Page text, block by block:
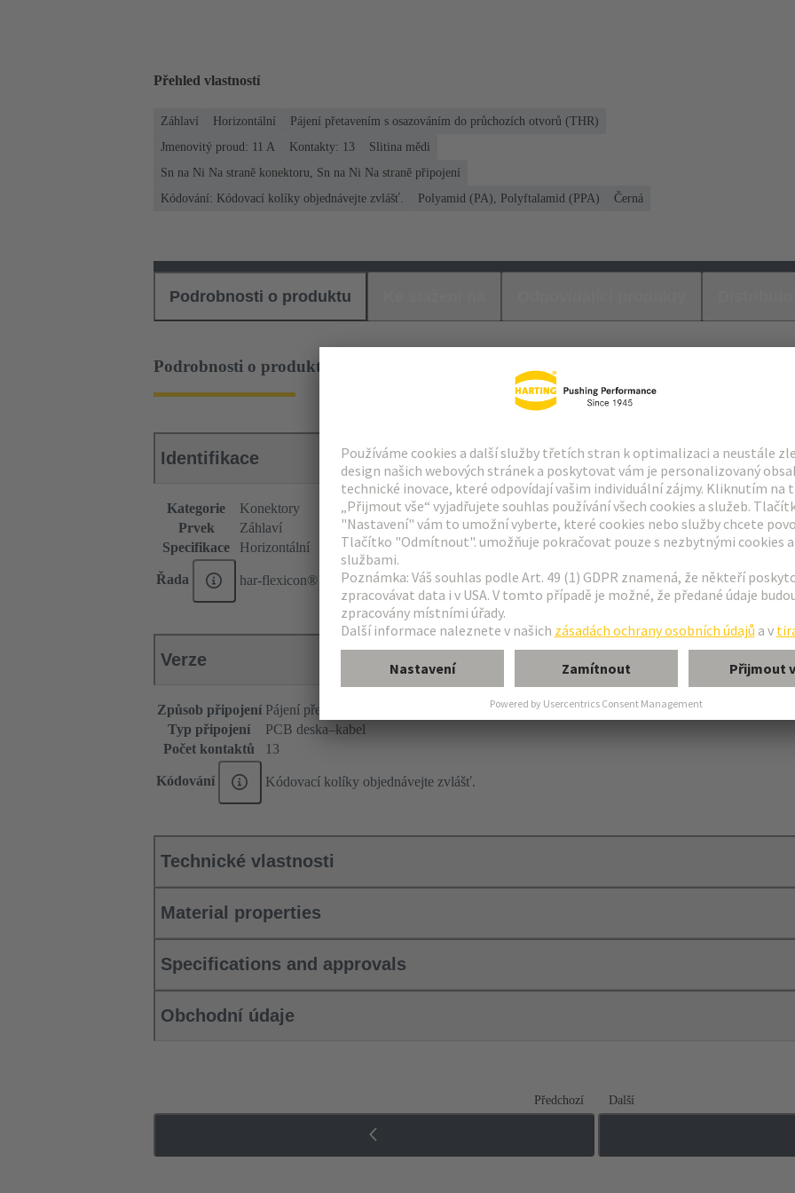
Přehled vlastností
Záhlaví Horizontální
Pájení přetavením s osazováním do průchozích otvorů (THR)
Jmenovitý proud: ‌11 A
Kontakty: 13
Slitina mědi
Sn na Ni Na straně konektoru, Sn na Ni Na straně připojení
Kódování: Kódovací kolíky objednávejte zvlášť.
Polyamid (PA), Polyftalamid (PPA) Černá
Podrobnosti o produktu
Podrobnosti o produktu
Identifikace
Kategorie
Konektory
Prvek
Záhlaví
Specifikace
Horizontální
Řada har-flexicon®
Verze
Způsob připojení Pájení přetavením s osazováním do průchozích otvorů (THR)
Typ připojení
PCB deska–kabel
Počet kontaktů
13
Kódování Kódovací kolíky objednávejte zvlášť.
Technické vlastnosti
Material properties
Specifications and approvals
Obchodní údaje
Předchozí Další